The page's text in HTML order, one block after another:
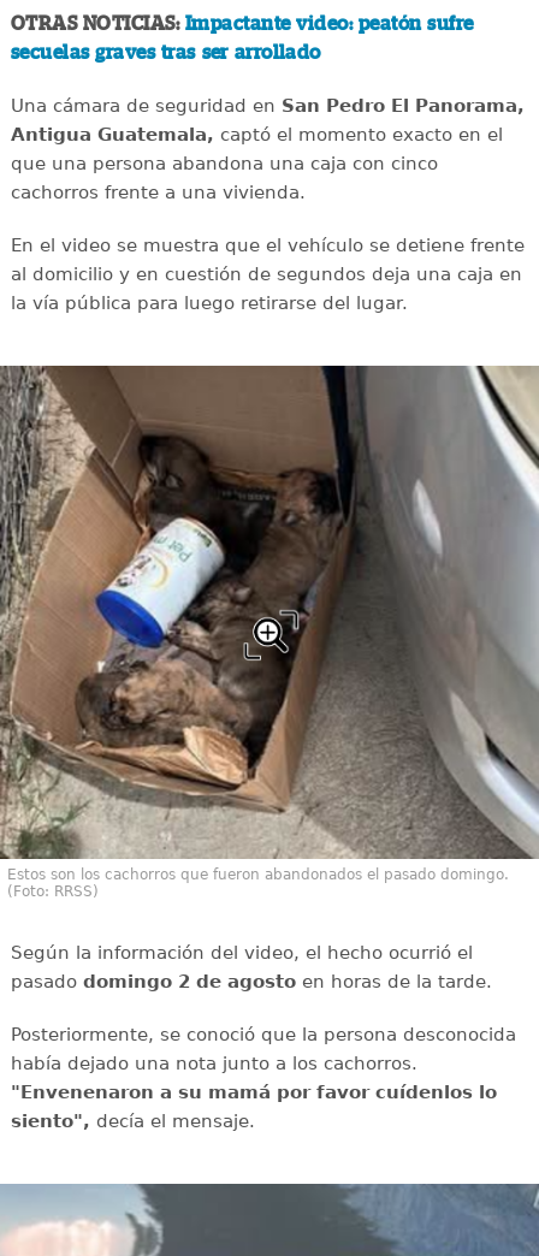
OTRAS NOTICIAS: Impactante video: peatón sufre
secuelas graves tras ser arrollado
Una cámara de seguridad en San Pedro El Panorama,
Antigua Guatemala, captó el momento exacto en el
que una persona abandona una caja con cinco
cachorros frente a una vivienda.
En el video se muestra que el vehículo se detiene frente
al domicilio y en cuestión de segundos deja una caja en
la vía pública para luego retirarse del lugar.
Estos son los cachorros que fueron abandonados el pasado domingo.
(Foto: RRSS)
Según la información del video, el hecho ocurrió el
pasado domingo 2 de agostoen horas de la tarde.
Posteriormente, se conoció que la persona desconocida
había dejado una nota junto a los cachorros.
"Envenenaron a su mamá por favor cuídenlos lo
siento", decía el mensaje.